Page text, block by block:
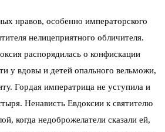
нравов, особенно императорского
нелицеприятного обличителя.
распорядилась о конфискации
у вдовы и детей опального вельможи,
Гордая императрица не уступила и
Ненависть Евдоксии к святителю
когда недоброжелатели сказали ей,